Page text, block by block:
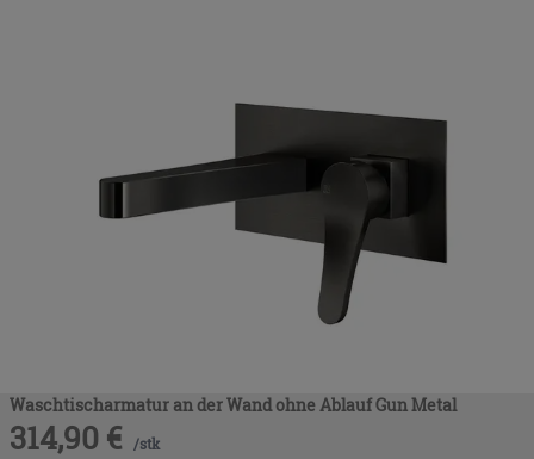
Waschtischarmatur an der Wand ohne Ablauf Gun Metal
314,90 € /stk